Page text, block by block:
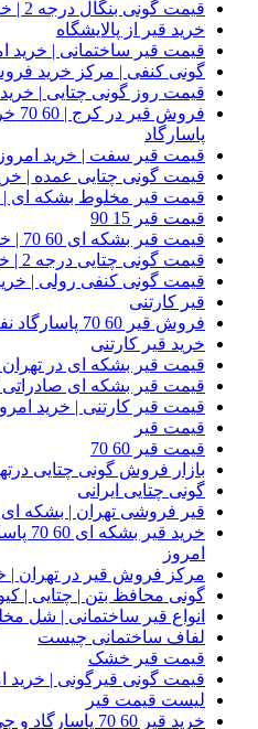
قیمت گونی بنگال درجه 2 | خرید امروز مرداد ماه 1405
خرید قیر از پالایشگاه
قیمت قیر ساختمانی | خرید
گونی کنفی | مرکز خرید
قیمت روز گونی چتایی | خرید از
پاسارگاد
قیمت قیر سفت | خرید امروز تیر
قیمت گونی چتایی عمده | خرید
قیمت قیر مخلوط بشکه ای |
قیمت قیر 15 90
قیمت قیر بشکه ای 60 70 | خرید امروز
قیمت گونی چتایی درجه 2 | خرید امروز مرداد 1405
قیمت گونی کنفی رولی |
قیر کارتنی
فروش قیر 60 70 پاسارگاد نفت جی اصفهان | خرید امروز
خرید قیر کارتنی
قیمت قیر بشکه ای در تهران
قیمت قیر بشکه ای صادراتی 60 70 | خرید امروز تیر ماه 1405
قیمت قیر کارتنی | خرید امروز
قیمت قیر
قیمت قیر 60 70
بازار فروش گونی چتایی
گونی چتایی ایرانی
قیر فروشی تهران | بشکه
خرید
امروز
مرکز فروش قیر در تهران |
گونی محافظ بتن | چتایی |
انواع قیر ساختمانی | شل
لفاف ساختمانی چیست
قیمت قیر خشک
قیمت گونی قیرگونی | خرید
لیست قیمت قیر
خرید قیر 60 70 پاسارگاد و جی اصفهان | قیمت امروز